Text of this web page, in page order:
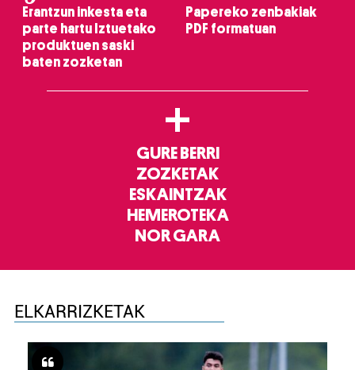
Erantzun inkesta eta
parte hartu Iztuetako
produktuen saski
baten zozketan
Papereko zenbakiak
PDF formatuan
+
GURE BERRI
ZOZKETAK
ESKAINTZAK
HEMEROTEKA
NOR GARA
ELKARRIZKETAK